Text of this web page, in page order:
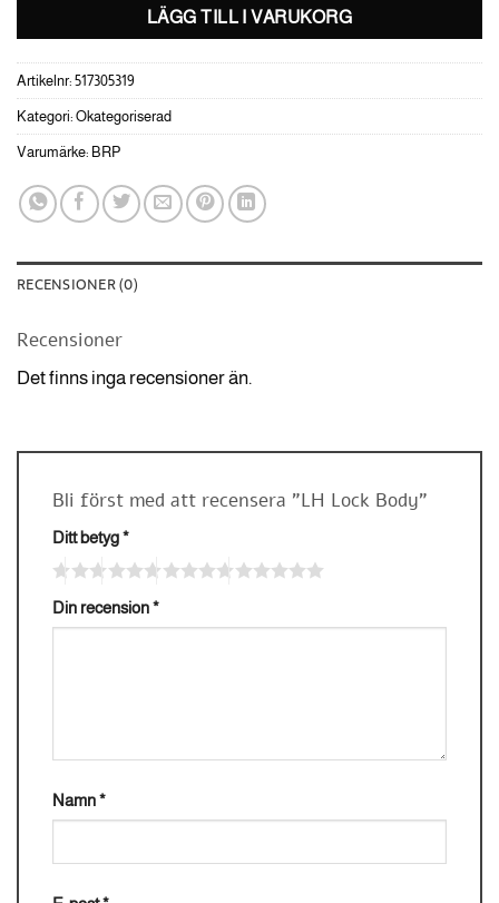
LÄGG TILL I VARUKORG
Artikelnr: 517305319
Kategori: Okategoriserad
Varumärke: BRP
RECENSIONER (0)
Recensioner
Det finns inga recensioner än.
Bli först med att recensera ”LH Lock Body”
Ditt betyg*
Din recension*
Namn*